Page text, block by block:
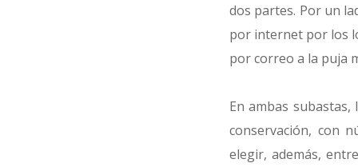
dos partes. Por un
por internet por los
por correo a la puja
En ambas
conservación, con
elegir, además,